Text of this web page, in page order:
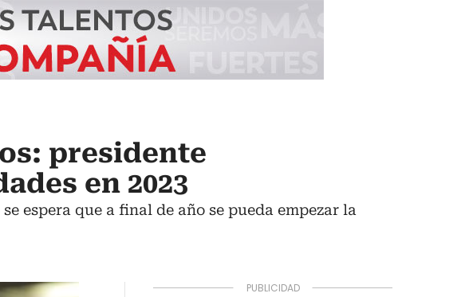
presidente
en 2023
espera que a final de año se pueda empezar la